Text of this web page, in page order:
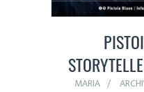
MARIA